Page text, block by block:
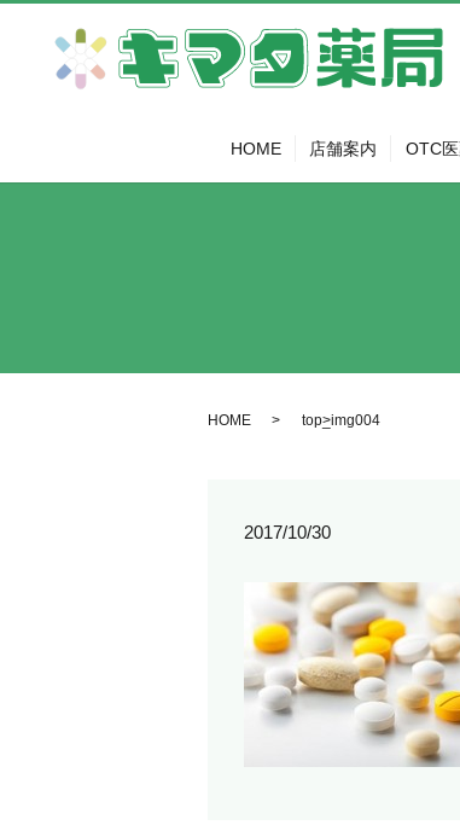
HOME 店舗案内 OTC医
HOME top_img004
2017/10/30